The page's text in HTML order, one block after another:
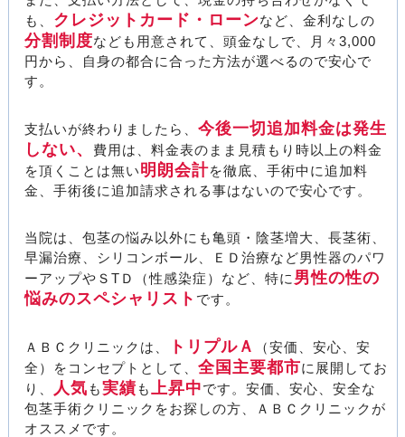
も、 クレジットカード・ローンなど、金利なしの
分割制度なども用意されて、頭金なしで、月々3,000
円から、自身の都合に合った方法が選べるので安心で
す。
支払いが終わりましたら、 今後一切追加料金は発生
しない、
費用は、料金表のまま見積もり時以上の料金
を頂くことは無い明朗会計を徹底、手術中に追加料
金、手術後に追加請求される事はないので安心です。
当院は、包茎の悩み以外にも亀頭・陰茎増大、長茎術、
早漏治療、シリコンボール、ＥＤ治療など男性器のパワ
ーアップやＳТＤ（性感染症）など、特に 男性の性の
悩みのスペシャリスト です。
ＡＢＣクリニックは、 トリプルＡ
（安価、安心、安
全）をコンセプトとして、 全国主要都市に展開してお
り、
人気 も実績も 上昇中です。安価、安心、安全な
包茎手術クリニックをお探しの方、ＡＢＣクリニックが
オススメです。